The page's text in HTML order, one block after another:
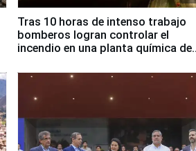
Tras 10 horas de intenso trabajo
bomberos logran controlar el
incendio en una planta química de